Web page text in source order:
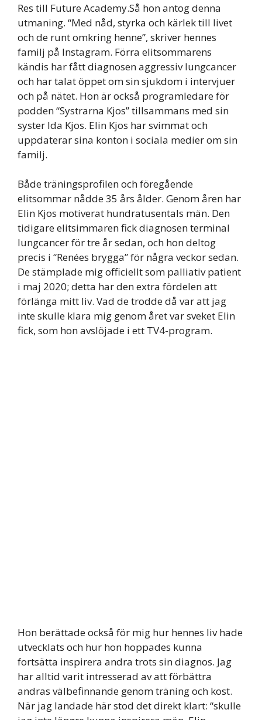
Res till Future Academy.Så hon antog denna
utmaning. “Med nåd, styrka och kärlek till livet
och de runt omkring henne”, skriver hennes
familj på Instagram. Förra elitsommarens
kändis har fått diagnosen aggressiv lungcancer
och har talat öppet om sin sjukdom i intervjuer
och på nätet. Hon är också programledare för
podden “Systrarna Kjos” tillsammans med sin
syster Ida Kjos. Elin Kjos har svimmat och
uppdaterar sina konton i sociala medier om sin
familj.
Både träningsprofilen och föregående
elitsommar nådde 35 års ålder. Genom åren har
Elin Kjos motiverat hundratusentals män. Den
tidigare elitsimmaren fick diagnosen terminal
lungcancer för tre år sedan, och hon deltog
precis i “Renées brygga” för några veckor sedan.
De stämplade mig officiellt som palliativ patient
i maj 2020; detta har den extra fördelen att
förlänga mitt liv. Vad de trodde då var att jag
inte skulle klara mig genom året var sveket Elin
fick, som hon avslöjade i ett TV4-program.
Hon berättade också för mig hur hennes liv hade
utvecklats och hur hon hoppades kunna
fortsätta inspirera andra trots sin diagnos. Jag
har alltid varit intresserad av att förbättra
andras välbefinnande genom träning och kost.
När jag landade här stod det direkt klart: “skulle